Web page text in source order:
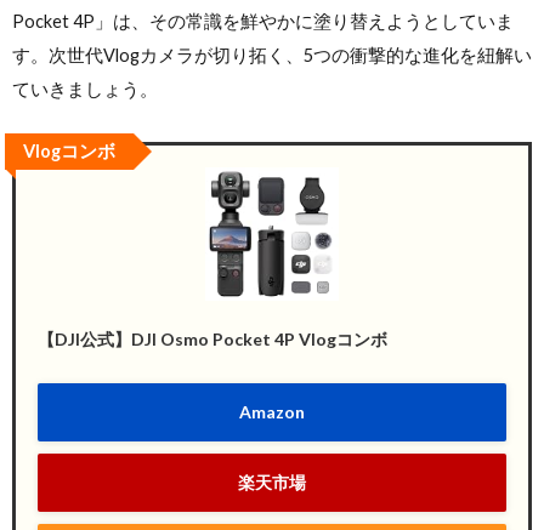
Pocket 4P」は、その常識を鮮やかに塗り替えようとしていま
す。次世代Vlogカメラが切り拓く、5つの衝撃的な進化を紐解い
ていきましょう。
【DJI公式】DJI Osmo Pocket 4P Vlogコンボ
Amazon
楽天市場
Vlogコンボ